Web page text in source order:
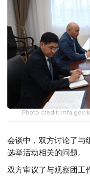
Photo credit:
会谈中，双方讨论了与
选举活动相关的问题。
双方审议了与观察团工